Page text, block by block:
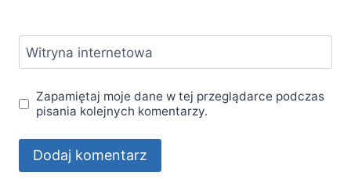
Witryna internetowa
Zapamiętaj moje dane w tej przeglądarce podczas
pisania kolejnych komentarzy.